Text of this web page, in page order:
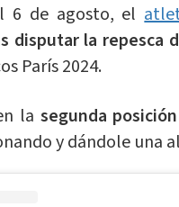
6 de agosto, el
disputar la repesca
París 2024.
la segunda
y dándole una